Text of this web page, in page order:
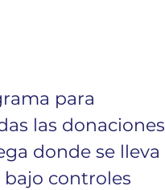
para
las donaciones
donde se lleva
controles